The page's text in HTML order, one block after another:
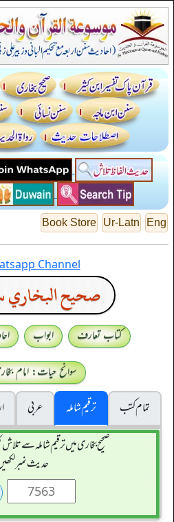
Eng
Ur-Latn
Book Store
Channel
صحيح البخاري
کتاب تعارف ابواب
سوانح حیات: امام
تمام کتب
ترقیم شاملہ عربی
صحیح بخاری میں ترقیم شاملہ سے تلاش
حدیث نمبر